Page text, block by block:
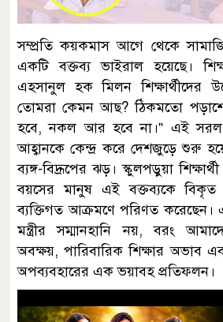
সম্প্রতি কয়কমাস আগে থেকে
একটি বক্তব্য ভাইরাল হয়েছে।
এহসানুল হক মিলন শিক্ষার্থীদের
তোমরা কেমন আছ? ঠিকমতো
হবে, নকল আর হবে না।” এই সরল,
আহ্বানকে কেন্দ্র করে দেশজুড়ে শুরু
ব্যঙ্গ-বিদ্রূপের ঝড়। স্কুলপড়ুয়া
বয়সের মানুষ এই বক্তব্যকে
ব্যক্তিগত আক্রমণে পরিণত
মন্ত্রীর সম্মানহানি নয়, বরং
অবক্ষয়, পারিবারিক শিক্ষার অভাব
অপব্যবহারের এক ভয়াবহ প্রতিফলন।